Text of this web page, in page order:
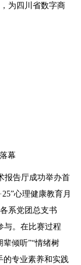
为四川省数字商
幕
报告厅成功举办首
心理健康教育月
系党团总支书
与。在比赛过程
倾听”“情绪树
的专业素养和实践